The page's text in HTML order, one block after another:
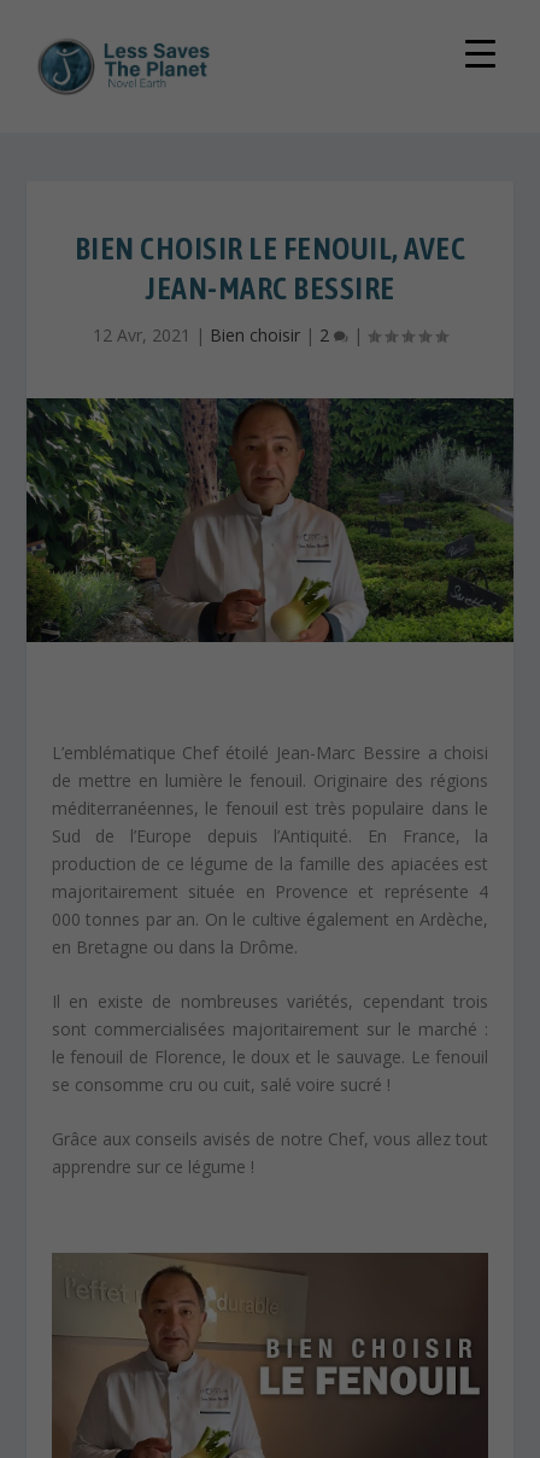
BIEN CHOISIR LE FENOUIL, AVEC
JEAN-MARC BESSIRE
12 Avr, 2021 | Bien choisir | 2 |
L’emblématique Chef étoilé Jean-Marc Bessire a choisi
de mettre en lumière le fenouil. Originaire des régions
méditerranéennes, le fenouil est très populaire dans le
Sud de l’Europe depuis l’Antiquité. En France, la
production de ce légume de la famille des apiacées est
majoritairement située en Provence et représente 4
000 tonnes par an. On le cultive également en Ardèche,
en Bretagne ou dans la Drôme.
Il en existe de nombreuses variétés, cependant trois
sont commercialisées majoritairement sur le marché :
le fenouil de Florence, le doux et le sauvage. Le fenouil
se consomme cru ou cuit, salé voire sucré !
Grâce aux conseils avisés de notre Chef, vous allez tout
apprendre sur ce légume !